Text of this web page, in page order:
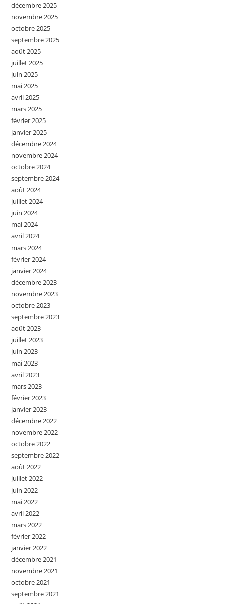
décembre 2025
novembre 2025
octobre 2025
septembre 2025
août 2025
juillet 2025
juin 2025
mai 2025
avril 2025
mars 2025
février 2025
janvier 2025
décembre 2024
novembre 2024
octobre 2024
septembre 2024
août 2024
juillet 2024
juin 2024
mai 2024
avril 2024
mars 2024
février 2024
janvier 2024
décembre 2023
novembre 2023
octobre 2023
septembre 2023
août 2023
juillet 2023
juin 2023
mai 2023
avril 2023
mars 2023
février 2023
janvier 2023
décembre 2022
novembre 2022
octobre 2022
septembre 2022
août 2022
juillet 2022
juin 2022
mai 2022
avril 2022
mars 2022
février 2022
janvier 2022
décembre 2021
novembre 2021
octobre 2021
septembre 2021